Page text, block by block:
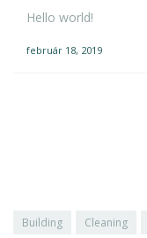
Hello world!
február 18, 2019
Building Cleaning